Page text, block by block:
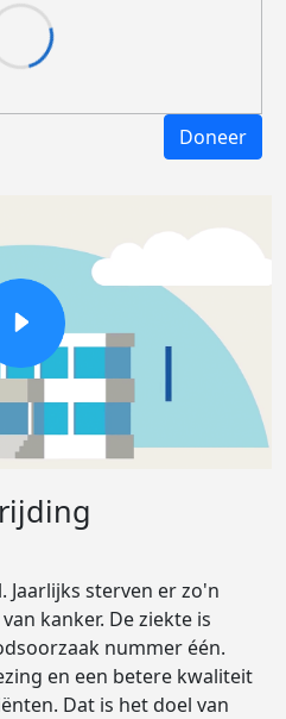
Doneer
Jaarlijks sterven er zo'n
kanker. De ziekte is
nummer één.
en een betere kwaliteit
Dat is het doel van